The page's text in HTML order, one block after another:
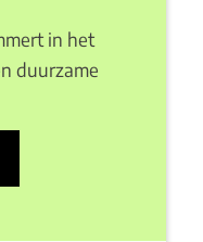
in het
duurzame